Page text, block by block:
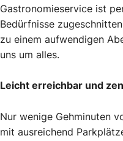
Gastronomieservice ist
Bedürfnisse
zu einem aufwendigen
uns um alles.
Leicht erreichbar und
Nur wenige Gehminuten
mit ausreichend